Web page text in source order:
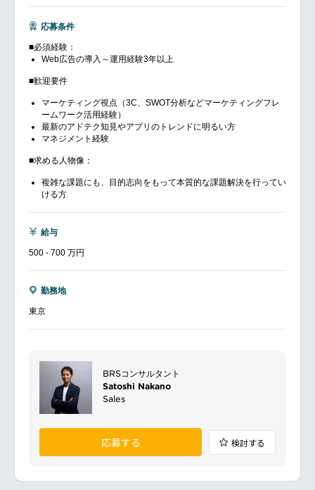
応募条件
■必須経験：
Web広告の導入～運用経験3年以上
■歓迎要件
マーケティング視点（3C、SWOT分析などマーケティングフレ
ームワーク活用経験）
最新のアドテク知見やアプリのトレンドに明るい方
マネジメント経験
■求める人物像：
複雑な課題にも、目的志向をもって本質的な課題解決を行ってい
ける方
給与
500 - 700 万円
勤務地
東京
BRSコンサルタント
Satoshi Nakano
Sales
応募する 検討する